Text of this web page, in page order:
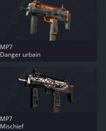
MP7
Danger urbain
MP7
Mischief